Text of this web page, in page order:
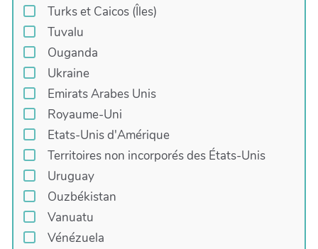
Turks et Caicos (Îles)
Tuvalu
Ouganda
Ukraine
Emirats Arabes Unis
Royaume-Uni
Etats-Unis d'Amérique
Territoires non incorporés des États-Unis
Uruguay
Ouzbékistan
Vanuatu
Vénézuela